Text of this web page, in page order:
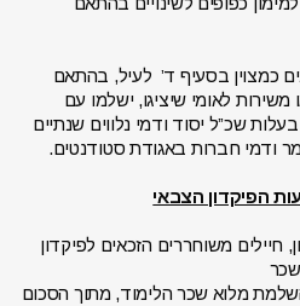
כמצוין בסעיף ד’ לעיל, בהתאם
לאומי שיציגו, ישלמו עם
שכ”ל יסוד ודמי נלווים שנתיים
ודמי חברות באגודת סטודנטים.
הפיקדון הצבאי
משוחררים הזכאים לפיקדון
בסעיף 5 ועד להשלמת מלוא שכר הלימוד, מתוך הסכום